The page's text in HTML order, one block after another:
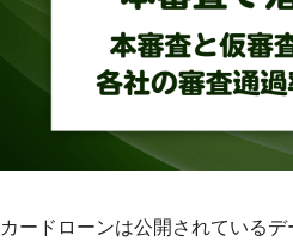
カードローンは公開されている